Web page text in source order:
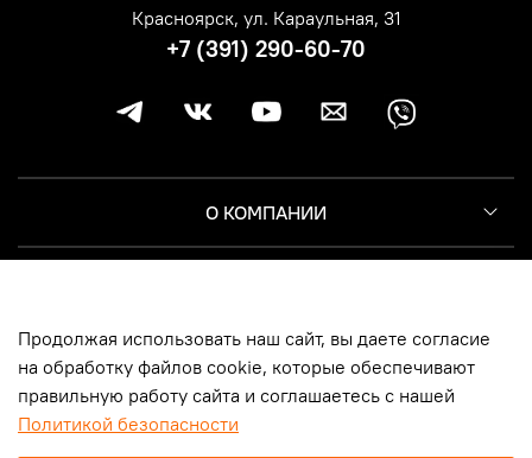
О КОМПАНИИ
ИНФОРМАЦИЯ
Красноярск, ул. Караульная, 31
+7 (391) 290-60-70
Продолжая использовать наш сайт, вы даете согласие
на обработку файлов cookie, которые обеспечивают
правильную работу сайта и соглашаетесь с нашей
Политикой безопасности